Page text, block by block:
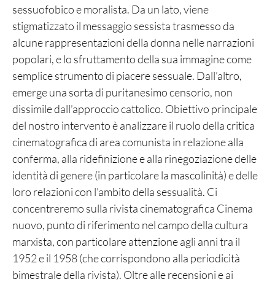
sessuofobico e moralista. Da un lato, viene
stigmatizzato il messaggio sessista trasmesso da
alcune rappresentazioni della donna nelle narrazioni
popolari, e lo sfruttamento della sua immagine come
semplice strumento di piacere sessuale. Dall’altro,
emerge una sorta di puritanesimo censorio, non
dissimile dall’approccio cattolico. Obiettivo principale
del nostro intervento è analizzare il ruolo della critica
cinematografica di area comunista in relazione alla
conferma, alla ridefinizione e alla rinegoziazione delle
identità di genere (in particolare la mascolinità) e delle
loro relazioni con l’ambito della sessualità. Ci
concentreremo sulla rivista cinematografica Cinema
nuovo, punto di riferimento nel campo della cultura
marxista, con particolare attenzione agli anni tra il
1952 e il 1958 (che corrispondono alla periodicità
bimestrale della rivista). Oltre alle recensioni e ai